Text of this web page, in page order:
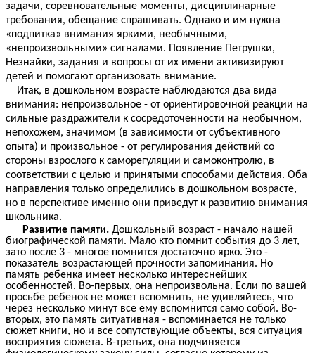
задачи, соревновательные моменты, дисциплинарные
требования, обещание спрашивать. Однако и им нужна
«подпитка» внимания яркими, необычными,
«непроизвольными» сигналами. Появление Петрушки,
Незнайки, задания и вопросы от их имени активизируют
детей и помогают организовать внимание.
Итак, в дошкольном возрасте наблюдаются два вида
внимания: непроизвольное - от ориентировочной реакции на
сильные раздражители к сосредоточенности на необычном,
непохожем, значимом (в зависимости от субъективного
опыта) и произвольное - от регулирования действий со
стороны взрослого к саморегуляции и самоконтролю, в
соответствии с целью и принятыми способами действия. Оба
направления только определились в дошкольном возрасте,
но в перспективе именно они приведут к развитию внимания
школьника.
Развитие памяти. Дошкольный возраст - начало нашей
биографической памяти. Мало кто помнит события до 3 лет,
зато после 3 - многое помнится достаточно ярко. Это -
показатель возрастающей прочности запоминания. Но
память ребенка имеет несколько интереснейших
особенностей. Во-первых, она непроизвольна. Если по вашей
просьбе ребенок не может вспомнить, не удивляйтесь, что
через несколько минут все ему вспомнится само собой. Во-
вторых, это память ситуативная - вспоминается не только
сюжет книги, но и все сопутствующие объекты, вся ситуация
восприятия сюжета. В-третьих, она подчиняется